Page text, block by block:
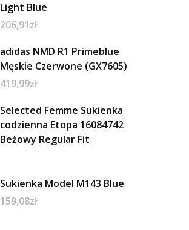
Light Blue
206,91zł
adidas NMD R1 Primeblue
Męskie Czerwone (GX7605)
419,99zł
Selected Femme Sukienka
codzienna Etopa 16084742
Beżowy Regular Fit
Sukienka Model M143 Blue
159,08zł